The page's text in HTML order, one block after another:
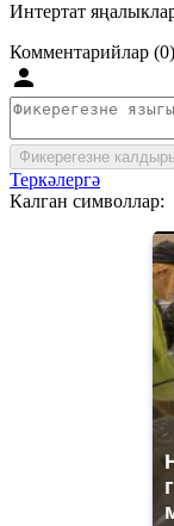
Интертат
Комментарийлар (0)
Фикерегезне
Теркәлергә
Калган символлар: